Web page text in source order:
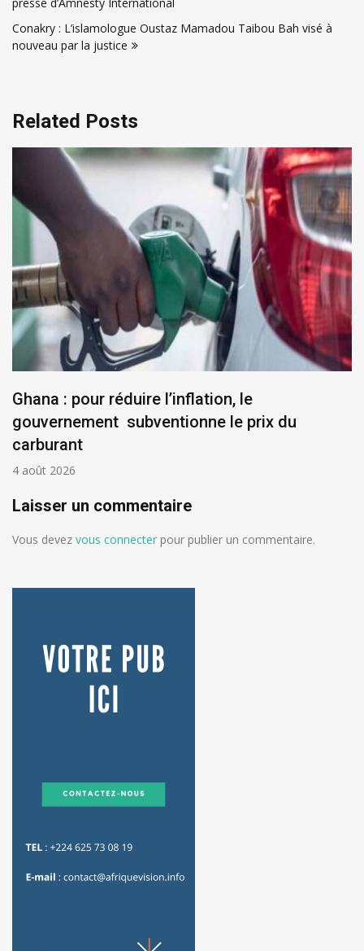
l’article
Conakry : L’islamologue Oustaz Mamadou Taibou Bah visé à
nouveau par la justice
Related Posts
Ghana : pour réduire l’inflation, le
gouvernement subventionne le prix du
carburant
4 août 2026
Laisser un commentaire
Vous devez vous connecter pour publier un commentaire.